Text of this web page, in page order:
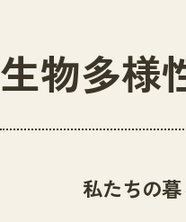
生物多様
私たちの